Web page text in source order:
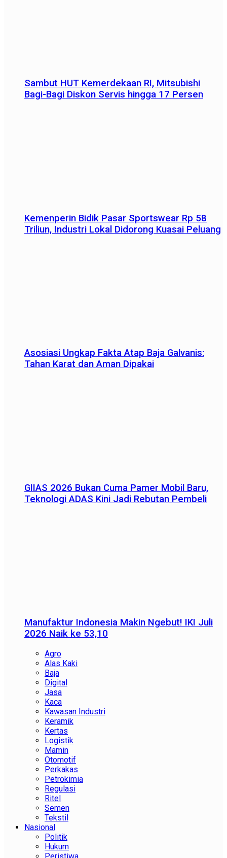
Sambut HUT Kemerdekaan RI, Mitsubishi
Bagi-Bagi Diskon Servis hingga 17 Persen
Kemenperin Bidik Pasar Sportswear Rp 58
Triliun, Industri Lokal Didorong Kuasai Peluang
Asosiasi Ungkap Fakta Atap Baja Galvanis:
Tahan Karat dan Aman Dipakai
GIIAS 2026 Bukan Cuma Pamer Mobil Baru,
Teknologi ADAS Kini Jadi Rebutan Pembeli
Manufaktur Indonesia Makin Ngebut! IKI Juli
2026 Naik ke 53,10
Agro
Alas Kaki
Baja
Digital
Jasa
Kaca
Kawasan Industri
Keramik
Kertas
Logistik
Mamin
Otomotif
Perkakas
Petrokimia
Regulasi
Ritel
Semen
Tekstil
Nasional
Politik
Hukum